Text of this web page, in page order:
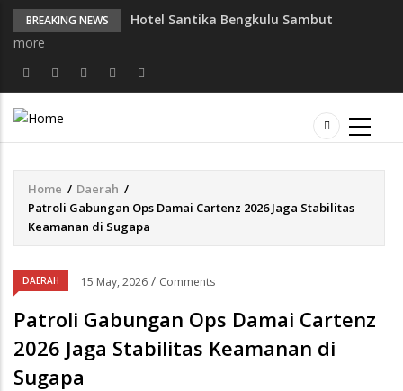
BREAKING NEWS
Hotel Santika Bengkulu Sambut
Kuliner Nusantara
Selatan Isi Binrohtal Mabes Polri,
Kapolda Bengkulu Hadir Bersama
Gelar Patroli Gabungan, Imbau Warga
Waspada 3C dan Premanisme
Penggantian Kapolri "Kompetensi
Propam Polres Rejang Lebong
Tingkatkan Disiplin Personel Melalui
Pengawasan dan Pembinaan Rutin
more
Breadcrumb
Home / Daerah /
Patroli Gabungan Ops Damai Cartenz 2026 Jaga Stabilitas
Keamanan di Sugapa
DAERAH 15 May, 2026 / Comments
Patroli Gabungan Ops Damai Cartenz
2026 Jaga Stabilitas Keamanan di
Sugapa